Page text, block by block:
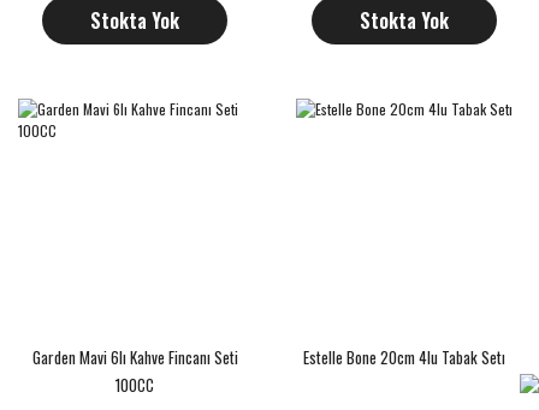
Stokta Yok Stokta Yok
Garden Mavi 6lı Kahve Fincanı Seti
100CC
Estelle Bone 20cm 4lu Tabak Setı